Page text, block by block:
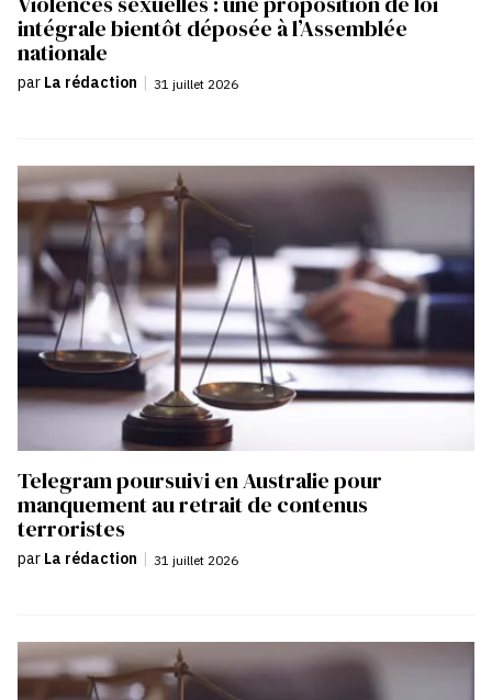
intégrale bientôt déposée à l’Assemblée
nationale
par La rédaction | 31 juillet 2026
Telegram poursuivi en Australie pour
manquement au retrait de contenus
terroristes
par La rédaction | 31 juillet 2026